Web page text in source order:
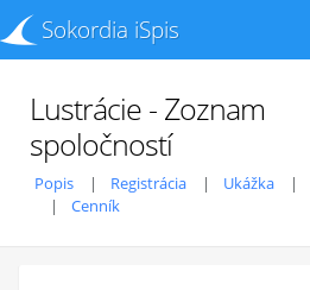
Sokordia iSpis
Lustrácie - Zoznam
spoločností
Popis Registrácia Ukážka
Cenník